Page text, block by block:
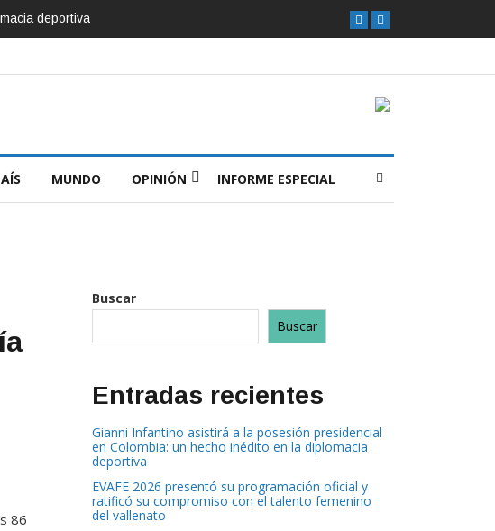
deportiva
MUNDO OPINIÓN INFORME ESPECIAL
86
Buscar
Buscar
Entradas recientes
Gianni Infantino asistirá a la posesión presidencial
en Colombia: un hecho inédito en la diplomacia
deportiva
EVAFE 2026 presentó su programación oficial y
ratificó su compromiso con el talento femenino
del vallenato